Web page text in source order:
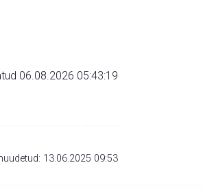
06.08.2026 05:43:19
13.06.2025 09:53